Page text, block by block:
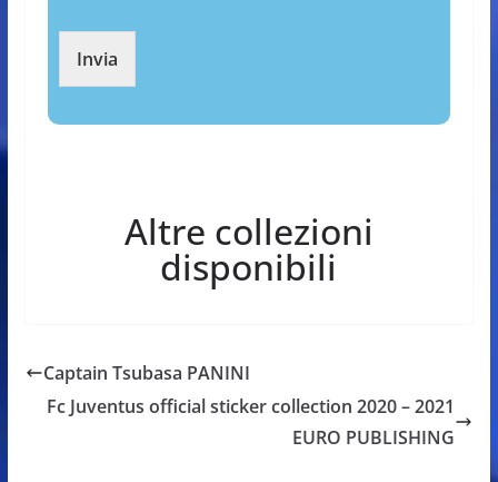
Invia
Altre collezioni
disponibili
Captain Tsubasa PANINI
Fc Juventus official sticker collection 2020 – 2021
EURO PUBLISHING